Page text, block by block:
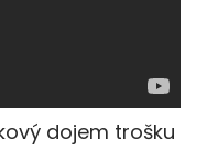
dojem trošku